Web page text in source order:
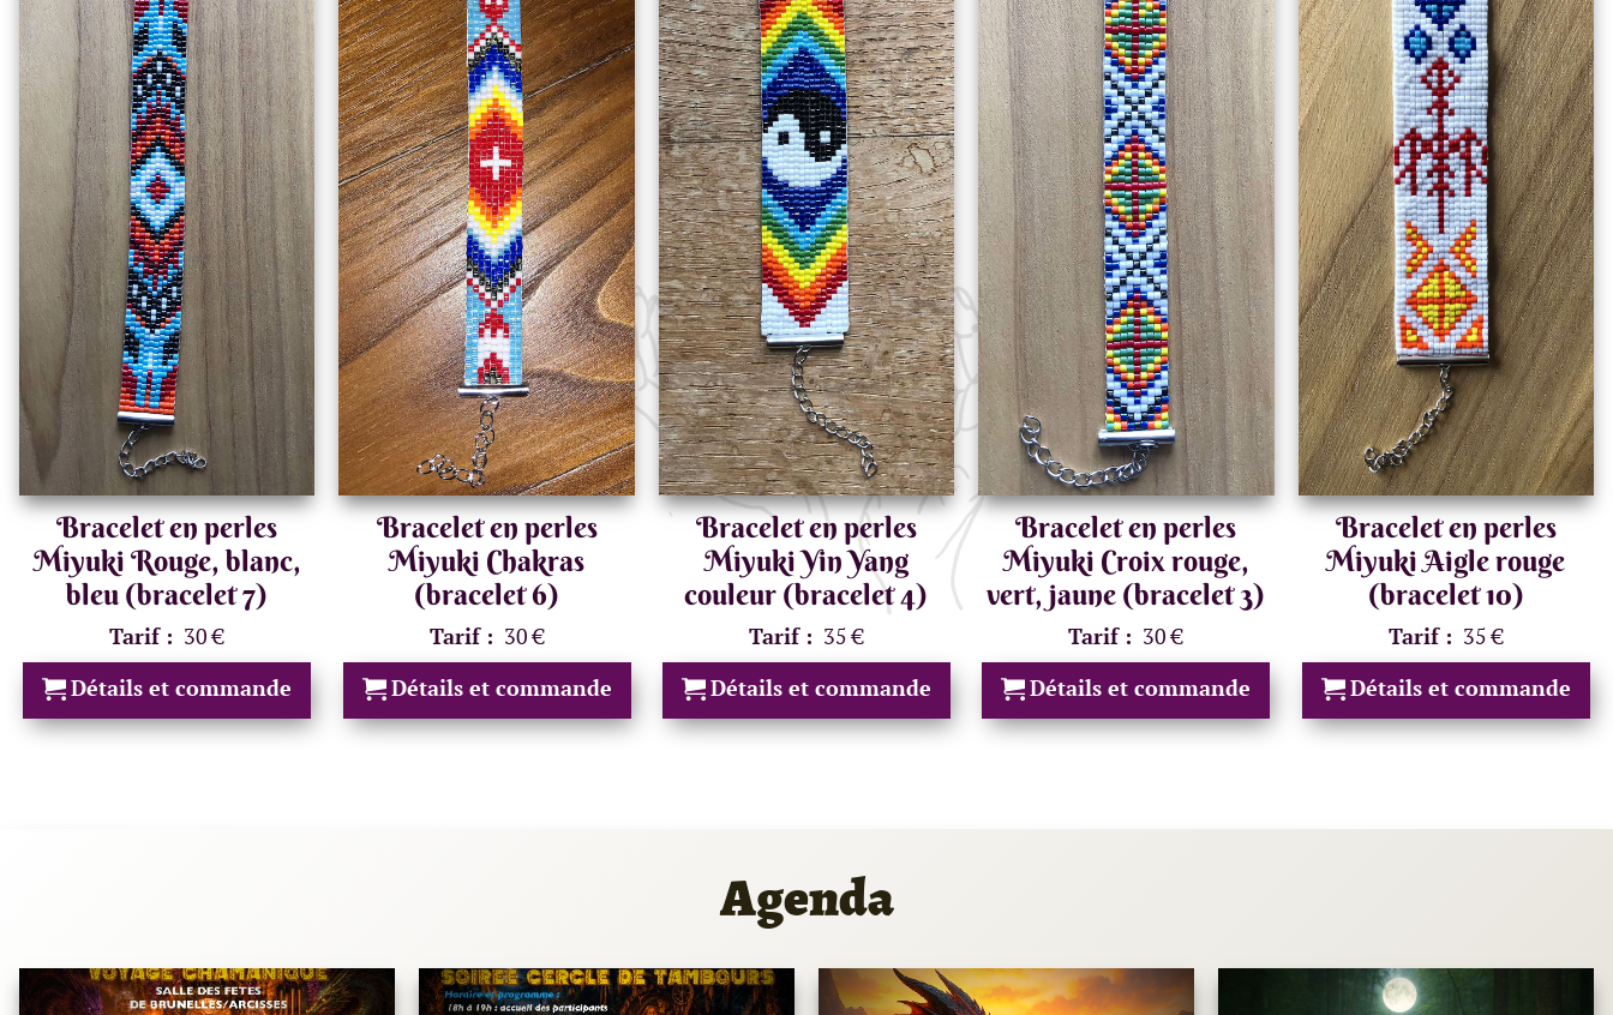
Bracelet en perles
Miyuki Rouge, blanc,
bleu (bracelet 7)
Tarif : 30 €
Détails et commande
Bracelet en perles
Miyuki Chakras
(bracelet 6)
Tarif : 30 €
Détails et commande
Bracelet en perles
Miyuki Yin Yang
couleur (bracelet 4)
Tarif : 35 €
Détails et commande
Bracelet en perles
Miyuki Croix rouge,
vert, jaune (bracelet 3)
Tarif : 30 €
Détails et commande
Bracelet en perles
Miyuki Aigle rouge
(bracelet 10)
Tarif : 35 €
Détails et commande
Agenda